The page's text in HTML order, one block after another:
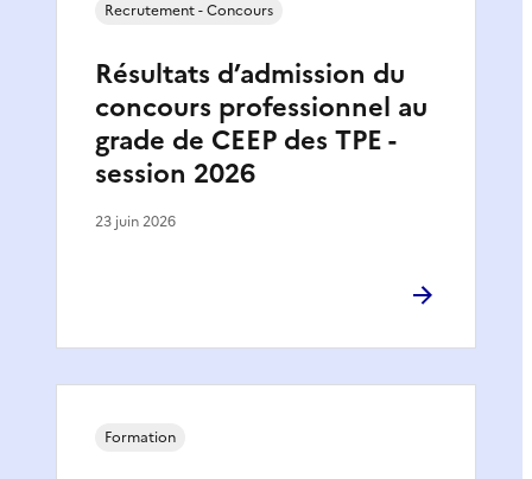
Résultats d’admission du
concours professionnel au
grade de CEEP des TPE -
session 2026
Recrutement - Concours
23 juin 2026
Formation